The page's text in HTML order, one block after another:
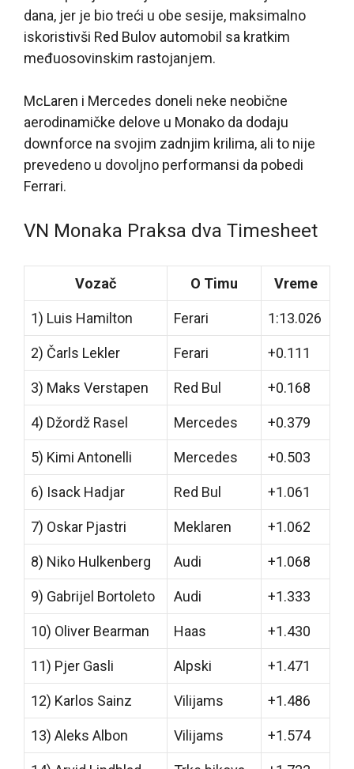
dana, jer je bio treći u obe sesije, maksimalno
iskoristivši Red Bulov automobil sa kratkim
međuosovinskim rastojanjem.
McLaren i Mercedes doneli neke neobične
aerodinamičke delove u Monako da dodaju
downforce na svojim zadnjim krilima, ali to nije
prevedeno u dovoljno performansi da pobedi
Ferrari.
VN Monaka Praksa dva Timesheet
Vozač O Timu Vreme
1) Luis Hamilton Ferari 1:13.026
2) Čarls Lekler Ferari +0.111
3) Maks Verstapen Red Bul +0.168
4) Džordž Rasel Mercedes +0.379
5) Kimi Antonelli Mercedes +0.503
6) Isack Hadjar Red Bul +1.061
7) Oskar Pjastri Meklaren +1.062
8) Niko Hulkenberg Audi +1.068
9) Gabrijel Bortoleto Audi +1.333
10) Oliver Bearman Haas +1.430
11) Pjer Gasli Alpski +1.471
12) Karlos Sainz Vilijams +1.486
13) Aleks Albon Vilijams +1.574